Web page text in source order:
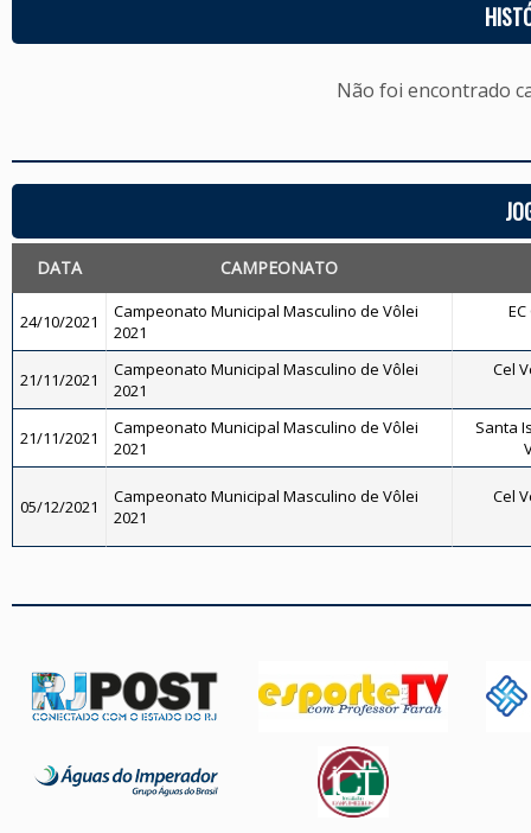
Não foi encontrado
DATA CAMPEONATO
24/10/2021
Campeonato Municipal Masculino de Vôlei
2021
21/11/2021
Campeonato Municipal Masculino de Vôlei
2021
Cel
21/11/2021
Campeonato Municipal Masculino de Vôlei
2021
Santa
05/12/2021
Campeonato Municipal Masculino de Vôlei
2021
Cel